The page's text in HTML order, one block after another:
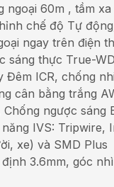
ngoại 60m , tầm
chế độ Tự
ngay trên điện
sáng thực True-
Đêm ICR, chống
cân bằng trắng
Chống ngược sáng
IVS: Tripwire,
xe) và SMD Plus
3.6mm, góc